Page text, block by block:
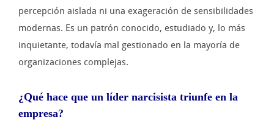
percepción aislada ni una exageración de sensibilidades
modernas. Es un patrón conocido, estudiado y, lo más
inquietante, todavía mal gestionado en la mayoría de
organizaciones complejas.
¿Qué hace que un líder narcisista triunfe en la
empresa?